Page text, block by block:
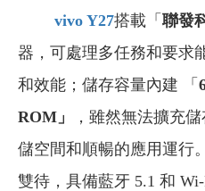
vivo Y27搭載「 聯發
器，可處理多任務和要求
和效能；儲存容量內建 「
ROM」
，雖然無法擴充
儲空間和順暢的應用運行。
雙待，具備藍牙 5.1 和